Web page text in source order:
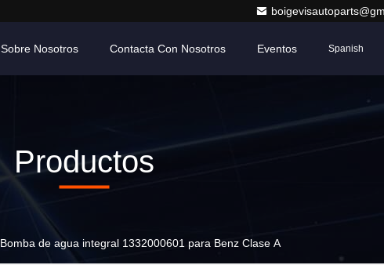
Sobre Nosotros Contacta Con Nosotros Eventos Spanish
Productos
Bomba de agua integral 1332000601 para Benz Clase A